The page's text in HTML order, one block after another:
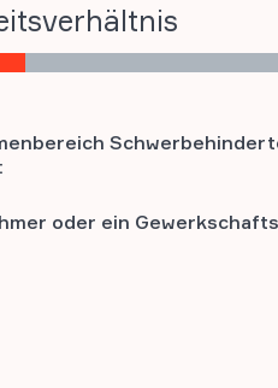
oder ein